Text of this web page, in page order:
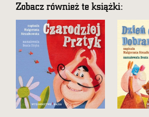
Zobacz również te książki: